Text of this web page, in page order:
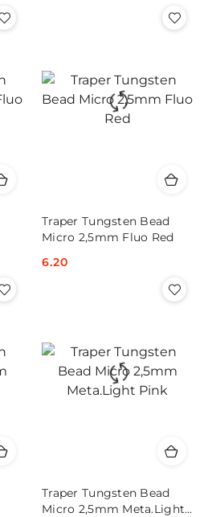
Traper Tungsten Bead
Micro 2,5mm Fluo Red
Cena:
6.20
Traper Tungsten Bead
Micro 2,5mm Meta.Light